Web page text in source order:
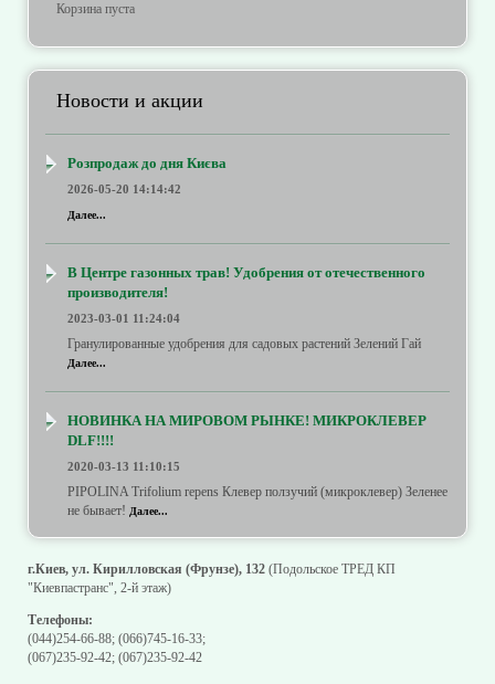
Корзина пуста
Новости и акции
Розпродаж до дня Києва
2026-05-20 14:14:42
Далее...
В Центре газонных трав! Удобрения от отечественного
производителя!
2023-03-01 11:24:04
Гранулированные удобрения для садовых растений Зелений Гай
Далее...
НОВИНКА НА МИРОВОМ РЫНКЕ! МИКРОКЛЕВЕР
DLF!!!!
2020-03-13 11:10:15
PIPOLINA Trifolium repens Клевер ползучий (микроклевер) Зеленее
не бывает! Далее...
г.Киев, ул. Кирилловская (Фрунзе), 132 (Подольское ТРЕД КП
"Киевпастранс", 2-й этаж)
Телефоны:
(044)254-66-88; (066)745-16-33;
(067)235-92-42; (067)235-92-42